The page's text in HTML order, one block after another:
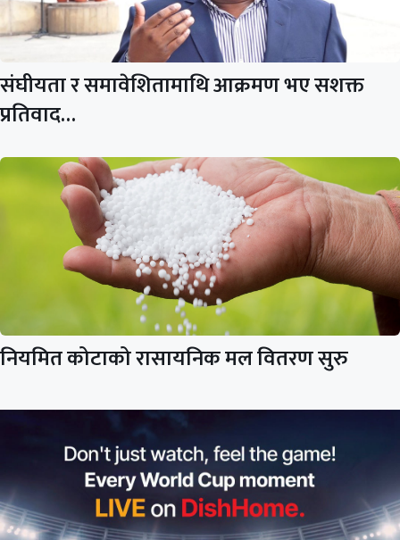
संघीयता र समावेशितामाथि आक्रमण भए सशक्त
प्रतिवाद…
नियमित कोटाको रासायनिक मल वितरण सुरु